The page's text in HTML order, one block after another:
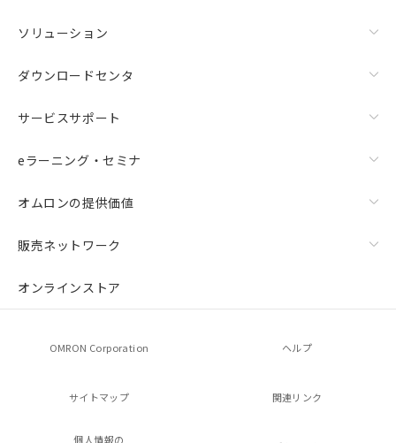
ソリューション
ダウンロードセンタ
サービスサポート
eラーニング・セミナ
オムロンの提供価値
販売ネットワーク
オンラインストア
OMRON Corporation ヘルプ
サイトマップ 関連リンク
個人情報の